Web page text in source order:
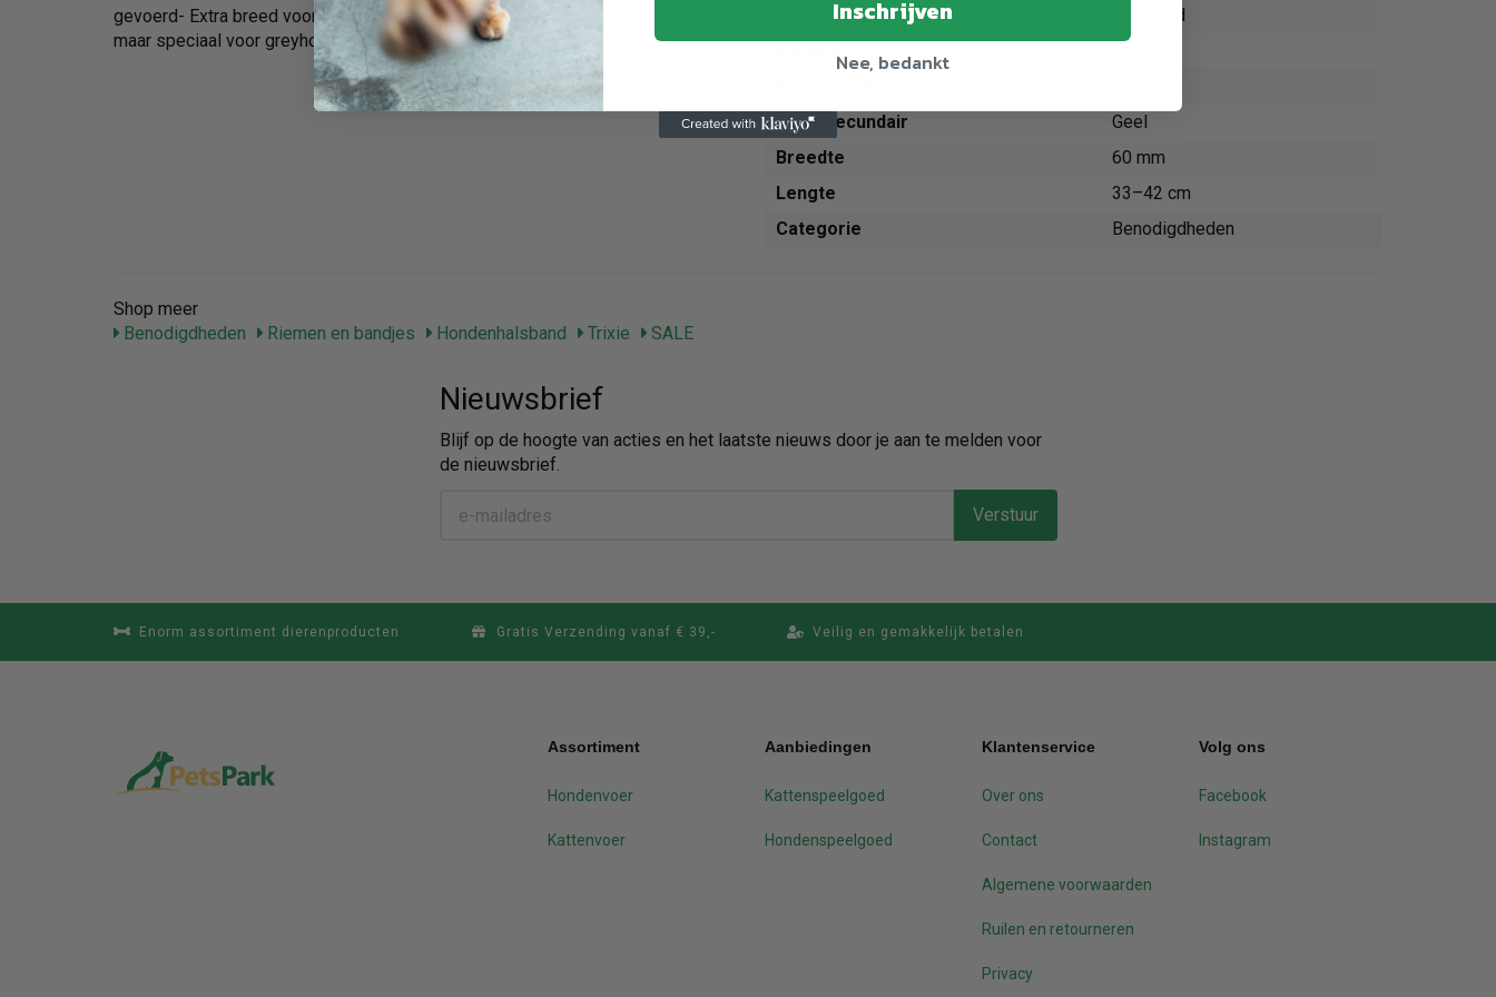
gevoerd- Extra breed voor optimale drukverdeling- Geschikt voor alle honden,
maar speciaal voor greyhounds- Met anti-touwfunctieAfmetingen: 33-42 x 6 cm
Soort riem
Halsband
Kleur secundair
Geel
Breedte
60 mm
Lengte
33–42 cm
Categorie
Benodigdheden
Shop meer
Benodigdheden
Riemen en bandjes Hondenhalsband Trixie SALE
Nieuwsbrief
Blijf op de hoogte van acties en het laatste nieuws door je aan te melden voor
de nieuwsbrief.
Verstuur
Enorm assortiment dierenproducten Gratis Verzending vanaf € 39,- Veilig en gemakkelijk betalen
Assortiment
Hondenvoer
Kattenvoer
Aanbiedingen
Kattenspeelgoed
Hondenspeelgoed
Klantenservice
Over ons
Contact
Algemene voorwaarden
Ruilen en retourneren
Privacy
Volg ons
Facebook
Instagram
Inschrijven
Nee, bedankt